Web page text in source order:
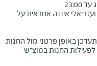
איננה אחראית על
באופן פרטני מול החנות
החנות במוצ"ש